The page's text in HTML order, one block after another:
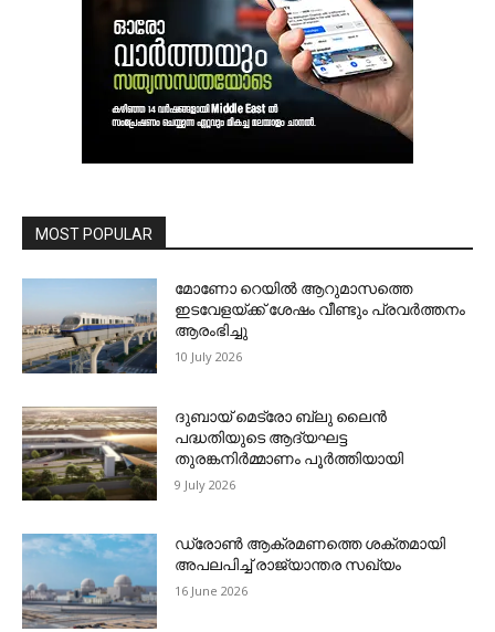
MOST POPULAR
മോണോ റെയില്‍ ആറുമാസത്തെ
ഇടവേളയ്ക്ക് ശേഷം വീണ്ടും പ്രവര്‍ത്തനം
ആരംഭിച്ചു
10 July 2026
ദുബായ് മെട്രോ ബ്ലു ലൈന്‍
പദ്ധതിയുടെ ആദ്യഘട്ട
തുരങ്കനിര്‍മ്മാണം പൂര്‍ത്തിയായി
9 July 2026
ഡ്രോണ്‍ ആക്രമണത്തെ ശക്തമായി
അപലപിച്ച് രാജ്യാന്തര സഖ്യം
16 June 2026